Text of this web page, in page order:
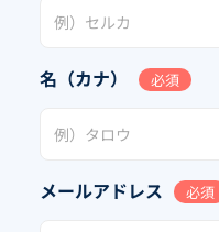
名（カナ） 必須
メールアドレス 必須